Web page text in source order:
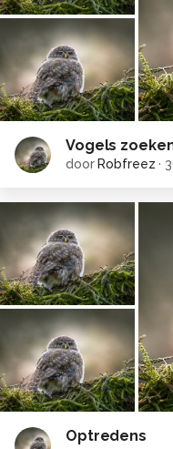
Vogels
door Robfreez ·
Optredens